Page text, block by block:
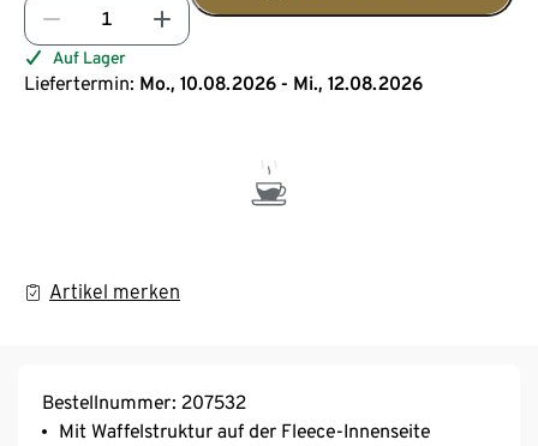
Auf Lager
Liefertermin: Mo., 10.08.2026 - Mi., 12.08.2026
Artikel merken
Bestellnummer: 207532
Mit Waffelstruktur auf der Fleece-Innenseite